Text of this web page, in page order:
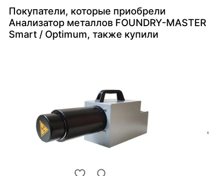
Покупатели, которые приобрели
Анализатор металлов FOUNDRY-MASTER
Smart / Optimum, также купили